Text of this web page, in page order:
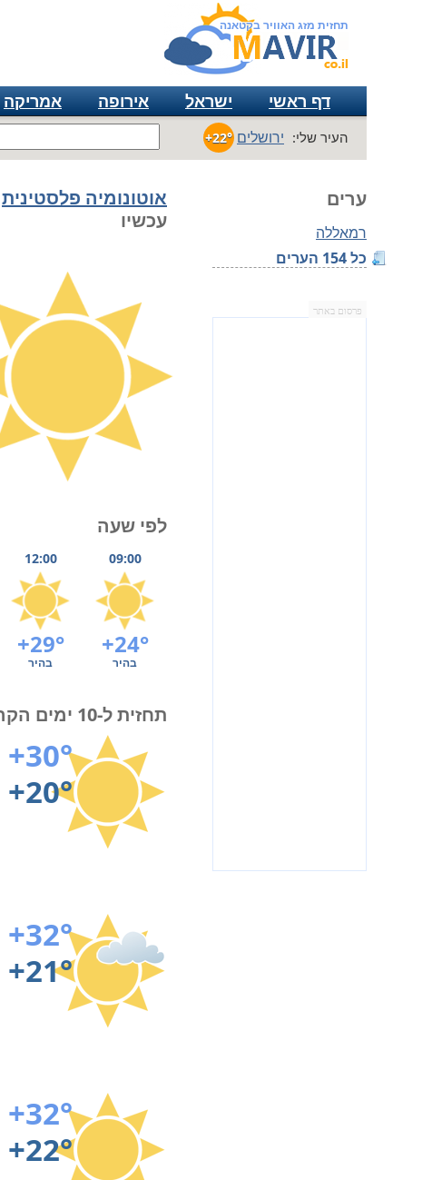
תחזית מזג האוויר בקטאנה
דף ראשי ישראל אירופה אמריקה
העיר שלי: ירושלים +22°
ערים
רמאללה
כל 154 הערים
פרסום באתר
אוטונומיה פלסטינית
עכשיו
לפי שעה
09:00
12:00
+24°
+29°
בהיר בהיר
תחזית ל-10 ימים הקרובים
+30°
+20°
+32°
+21°
+32°
+22°